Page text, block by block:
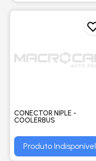
CONECTOR NIPLE -
COOLERBUS
Produto Indisponível